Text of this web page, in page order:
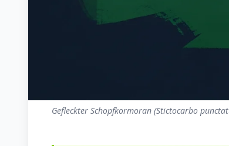
Gefleckter Schopfkormoran (Stictocarbo